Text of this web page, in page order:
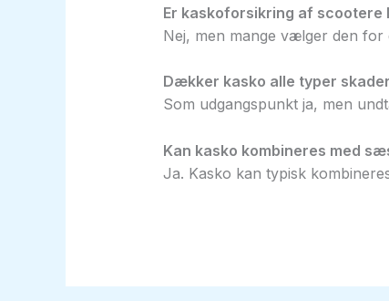
Er kaskoforsikring af scootere
Nej, men mange vælger den
Dækker kasko alle typer
Som udgangspunkt ja, men
Kan kasko kombineres med
Ja. Kasko kan typisk